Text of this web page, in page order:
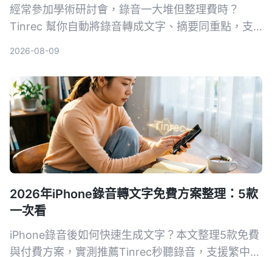
經常參加學術研討會，錄音一大堆但整理費時？
Tinrec 幫你自動將錄音轉成文字、摘要同重點，支
2026-08-09
2026年iPhone錄音轉文字免費方案整理：5款
一次看
iPhone錄音後如何快速生成文字？本文整理5款免費
與付費方案，實測推薦Tinrec秒聽錄音，支援繁中、